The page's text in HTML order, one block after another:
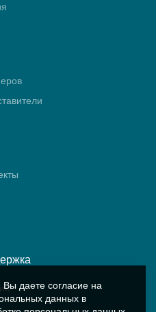
даете согласие на
данных в